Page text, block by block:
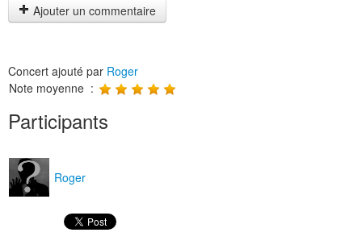
Ajouter un commentaire
Concert ajouté par Roger
Note moyenne :
Participants
Roger